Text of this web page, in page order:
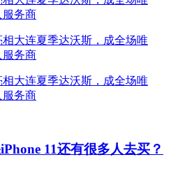
11还有很多人去买？